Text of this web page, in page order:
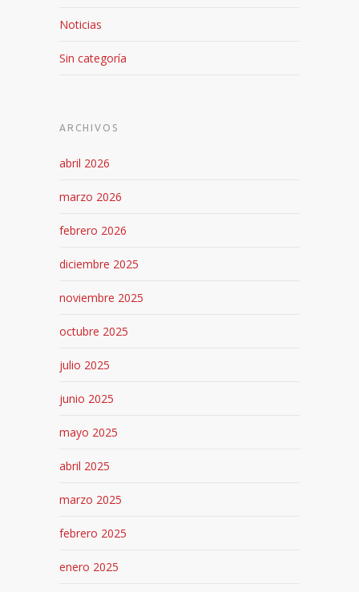
Noticias
Sin categoría
ARCHIVOS
abril 2026
marzo 2026
febrero 2026
diciembre 2025
noviembre 2025
octubre 2025
julio 2025
junio 2025
mayo 2025
abril 2025
marzo 2025
febrero 2025
enero 2025